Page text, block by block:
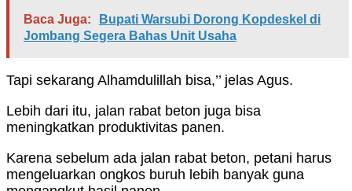
Baca Juga:
Bupati Warsubi Dorong Kopdeskel di
Jombang Segera Bahas Unit Usaha
Tapi sekarang Alhamdulillah bisa,’’ jelas Agus.
Lebih dari itu, jalan rabat beton juga bisa
meningkatkan produktivitas panen.
Karena sebelum ada jalan rabat beton, petani harus
mengeluarkan ongkos buruh lebih banyak guna